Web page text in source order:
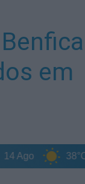
em
38°C